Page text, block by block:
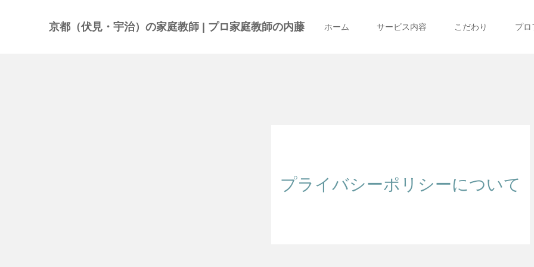
京都（伏見・宇治）の家庭教師 | プロ家庭教師の内藤 ホーム サービス内容 こだわり プロ
プライバシーポリシーについて